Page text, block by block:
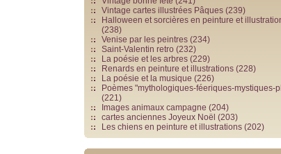
Vintage cartes illustrées Pâques (239)
Halloween et sorcières en peinture et
(238)
Venise par les peintres (234)
Saint-Valentin retro (232)
La poésie et les arbres (229)
Renards en peinture et illustrations (228)
La poésie et la musique (226)
Poèmes "mythologiques-féeriques-mystiques-
(221)
Images animaux campagne (204)
cartes anciennes Joyeux Noël (203)
Les chiens en peinture et illustrations (202)